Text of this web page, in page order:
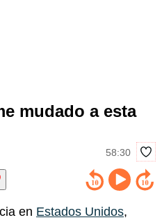
mudado a esta
58:30
en Estados Unidos,